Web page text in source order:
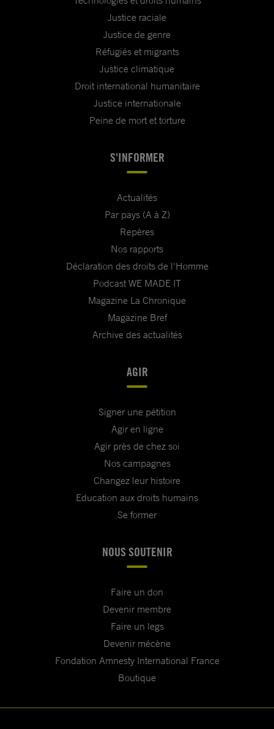
Justice raciale
Justice de genre
Réfugiés et migrants
Justice climatique
Droit international humanitaire
Justice internationale
Peine de mort et torture
S'INFORMER
Actualités
Par pays (A à Z)
Repères
Nos rapports
Déclaration des droits de l'Homme
Podcast WE MADE IT
Magazine La Chronique
Magazine Bref
Archive des actualités
AGIR
Signer une pétition
Agir en ligne
Agir près de chez soi
Nos campagnes
Changez leur histoire
Education aux droits humains
Se former
NOUS SOUTENIR
Faire un don
Devenir membre
Faire un legs
Devenir mécène
Fondation Amnesty International France
Boutique